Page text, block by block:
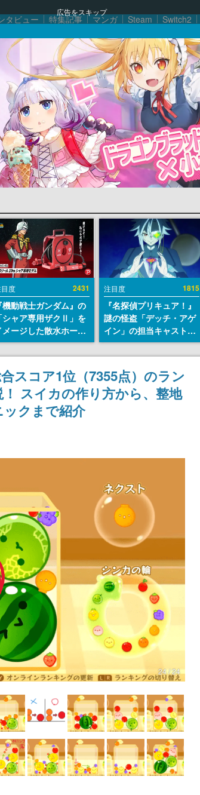
広告をスキップ
タビュー 特集記事 マンガ Steam Switch2
度 2431
機動戦士ガンダム』の
シャア専用ザクⅡ」を
メージした散水ホース
ールが予約開始。本体
はシャアのパーソナル
ークやジオン公国軍の
ンブレム、型式番号な
を配置
注目度 1815
『名探偵プリキュア！』
謎の怪盗「デッチ・アゲ
イン」の担当キャストは
天﨑滉平さんと判明。
『Re:ゼロから始める異
世界生活』オットー役、
『ヒプノシスマイク』山
田三郎役など
スコア1位（7355点）のラン
スイカの作り方から、整地
クまで紹介
24 / 24